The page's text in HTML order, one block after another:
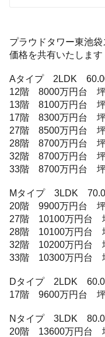
プラウドタワー東池
価格を共有いたします
Aタイプ 2LDK
12階 8000万円台 坪
13階 8100万円台 坪
17階 8300万円台 坪
27階 8500万円台 坪
28階 8700万円台 坪
32階 8700万円台 坪
33階 8700万円台 坪
Mタイプ 3LDK
20階 9900万円台 坪
27階 10100万円台
28階 10100万円台
32階 10200万円台
33階 10300万円台
Dタイプ 2LDK
17階 9600万円台 坪
Nタイプ 3LDK
20階 13600万円台